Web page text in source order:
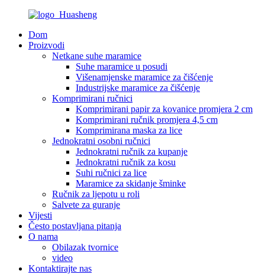
Dom
Proizvodi
Netkane suhe maramice
Suhe maramice u posudi
Višenamjenske maramice za čišćenje
Industrijske maramice za čišćenje
Komprimirani ručnici
Komprimirani papir za kovanice promjera 2 cm
Komprimirani ručnik promjera 4,5 cm
Komprimirana maska ​​za lice
Jednokratni osobni ručnici
Jednokratni ručnik za kupanje
Jednokratni ručnik za kosu
Suhi ručnici za lice
Maramice za skidanje šminke
Ručnik za ljepotu u roli
Salvete za guranje
Vijesti
Često postavljana pitanja
O nama
Obilazak tvornice
video
Kontaktirajte nas